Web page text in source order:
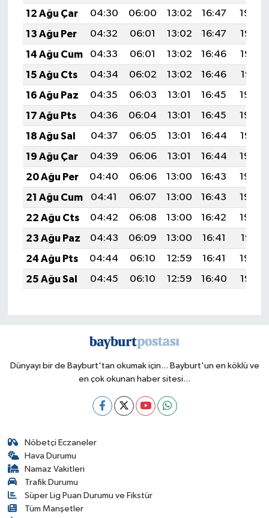
12 Ağu Çar
04:30 06:00 13:02 16:47
19:54
13 Ağu Per
04:32 06:01 13:02 16:47
19:53
14 Ağu Cum
04:33 06:01 13:02 16:46
19:52
15 Ağu Cts
04:34 06:02 13:02 16:46
19:51
16 Ağu Paz
04:35 06:03 13:01 16:45
19:50
17 Ağu Pts
04:36 06:04 13:01 16:45
19:48
18 Ağu Sal
04:37 06:05 13:01 16:44
19:47
19 Ağu Çar
04:39 06:06 13:01 16:44
19:46
20 Ağu Per
04:40 06:06 13:00 16:43
19:45
21 Ağu Cum
04:41 06:07 13:00 16:43
19:43
22 Ağu Cts
04:42 06:08 13:00 16:42
19:42
23 Ağu Paz
04:43 06:09 13:00 16:41
19:41
24 Ağu Pts
04:44 06:10 12:59 16:41
19:39
25 Ağu Sal
04:45 06:10 12:59 16:40 19:38
Dünyayı bir de Bayburt'tan okumak için... Bayburt'un en köklü ve
en çok okunan haber sitesi...
Nöbetçi Eczaneler
Hava Durumu
Namaz Vakitleri
Trafik Durumu
Süper Lig Puan Durumu ve Fikstür
Tüm Manşetler